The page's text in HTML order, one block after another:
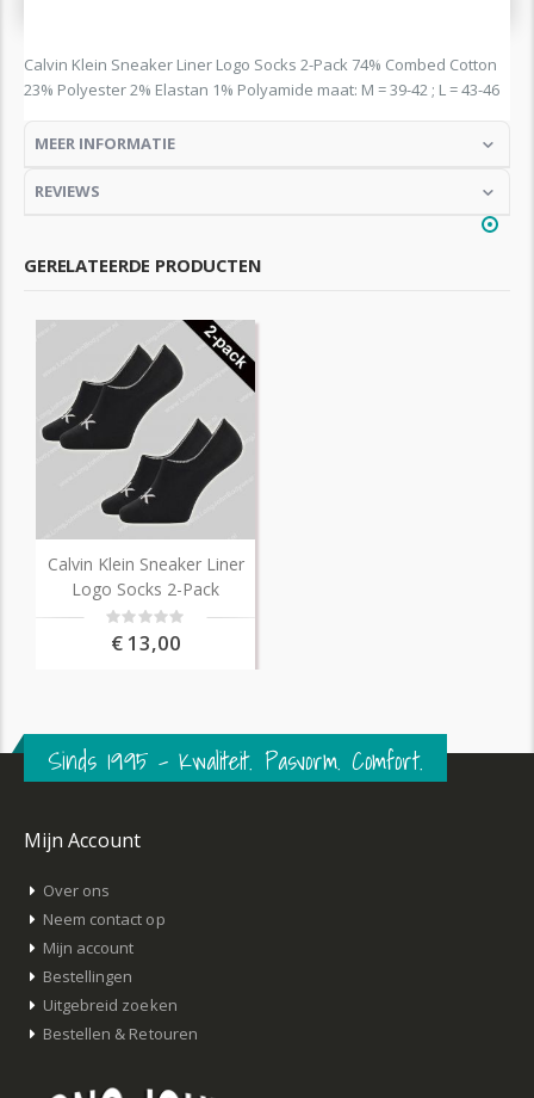
Calvin Klein Sneaker Liner Logo Socks 2-Pack 74% Combed Cotton
23% Polyester 2% Elastan 1% Polyamide maat: M = 39-42 ; L = 43-46
MEER INFORMATIE
REVIEWS
GERELATEERDE PRODUCTEN
Calvin Klein Sneaker Liner
Logo Socks 2-Pack
Rating:
0%
€ 13,00
Sinds 1995 – Kwaliteit. Pasvorm. Comfort.
Mijn Account
Over ons
Neem contact op
Mijn account
Bestellingen
Uitgebreid zoeken
Bestellen & Retouren